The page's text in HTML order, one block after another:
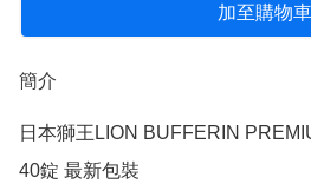
加至購物車
簡介
日本獅王LION BUFFERIN
40錠 最新包裝